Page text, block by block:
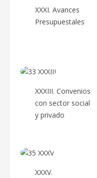
XXXI. Avances
Presupuestales
XXXIII. Convenios
con sector social
y privado
XXXV.